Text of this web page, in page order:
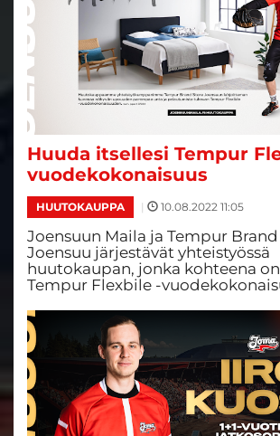
Huuda itsellesi Tempur
vuodekokonaisuus
HUUTOKAUPPA | 10.08.2022 11:05
Joensuun Maila ja Tempur
Joensuu järjestävät yhteistyössä
huutokaupan, jonka kohteena
Tempur Flexbile -